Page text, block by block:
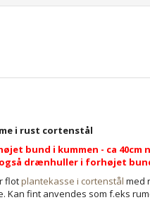
i rust cortenstål
bund i kummen - ca 40cm
drænhuller i forhøjet
flotplantekasse i cortenstål med
Kan fint anvendes som f.eks